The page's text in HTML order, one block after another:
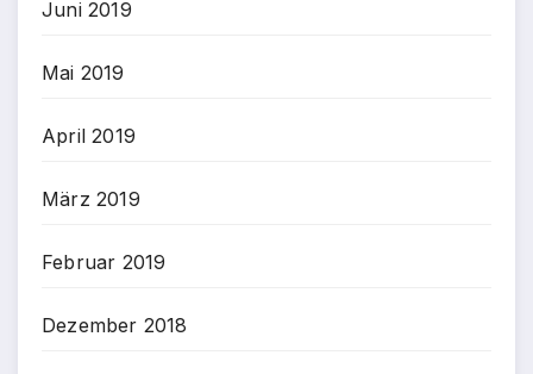
Juni 2019
Mai 2019
April 2019
März 2019
Februar 2019
Dezember 2018